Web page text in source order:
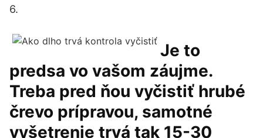
6.
Je to
predsa vo vašom záujme.
Treba pred ňou vyčistiť hrubé
črevo prípravou, samotné
vyšetrenie trvá tak 15-30